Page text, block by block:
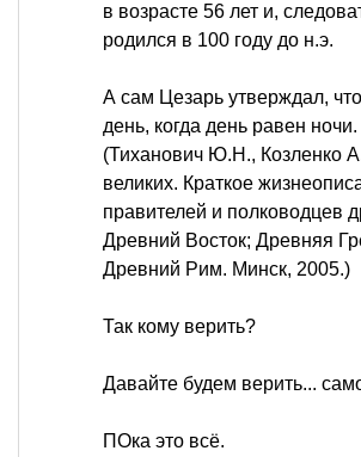
в возрасте 56 лет и,
родился в 100 году до н.э.
А сам Цезарь утверждал,
день, когда день равен ночи.
(Тиханович Ю.Н., Козленко
великих. Краткое
правителей и полководцев
Древний Восток; Древняя
Древний Рим. Минск, 2005.)
Так кому верить?
Давайте будем верить...
ПОка это всё.